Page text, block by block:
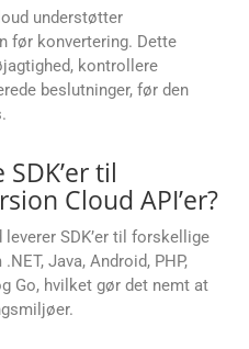
understøtter
før konvertering. Dette
kontrollere
beslutninger, før den
til
Cloud API’er?
SDK’er til forskellige
Java, Android, PHP,
Go, hvilket gør det nemt at